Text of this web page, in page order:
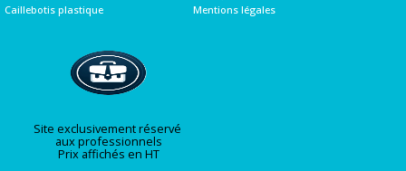
Caillebotis plastique
Mentions légales
Site exclusivement réservé
aux professionnels
Prix affichés en HT